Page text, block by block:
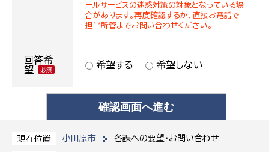
現在位置 小田原市 各課への要望・お問い合わせ
ールサービスの迷惑対策の対象となっている場
合があります。再度確認するか、直接お電話で
担当所管までお問い合わせください。
回答希
望
希望する 希望しない